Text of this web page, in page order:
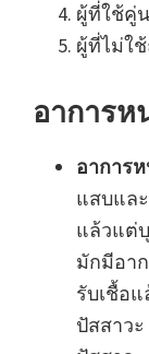
ผู้ที่ใช้คู่
ผู้ที่ไม่ใ
อาการห
อาการ
แสบแล
แล้วแต่
มักมีอา
รับเชื้อแ
ปัสสาว